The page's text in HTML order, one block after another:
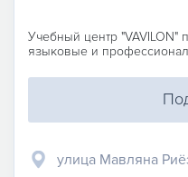
Учебный центр
языковые и
улица Мавляна